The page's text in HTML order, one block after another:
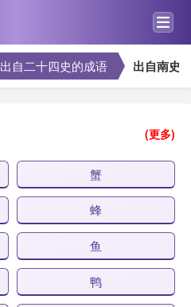
出自二十四史的成语 出自南史
(更多)
蟹
蜂
鱼
鸭